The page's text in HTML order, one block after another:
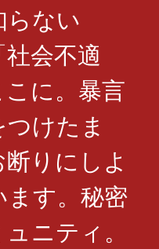
ない
社会不適
に。暴言
けたま
りにしよ
ます。秘密
ニティ。